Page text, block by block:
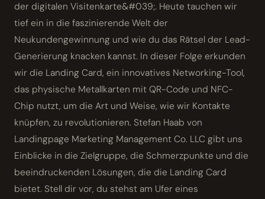
der digitalen Visitenkarte&#039;. Heute tauchen wir
tief ein in die faszinierende Welt der
Neukundengewinnung und wie du das Rätsel der Lead-
Generierung knacken kannst. In dieser Folge erkunden
wir die Landing Card, ein innovatives Networking-Tool,
das physische Metallkarten mit QR-Code und NFC-
Chip nutzt, um die Art und Weise, wie wir Kontakte
knüpfen, zu revolutionieren. Stefan Haab von
Landingpage Marketing Management Co. LLC gibt uns
Einblicke in die Zielgruppe, die Schmerzpunkte und die
beeindruckenden Lösungen, die die Landing Card
bietet. Stell dir vor, du stehst am Ufer eines